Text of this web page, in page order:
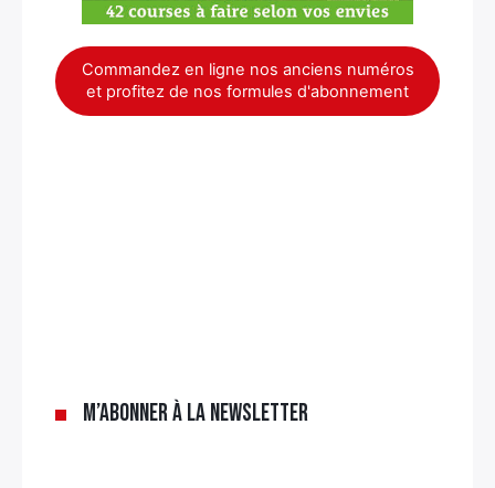
Commandez en ligne nos anciens numéros
et profitez de nos formules d'abonnement
M’abonner à la newsletter